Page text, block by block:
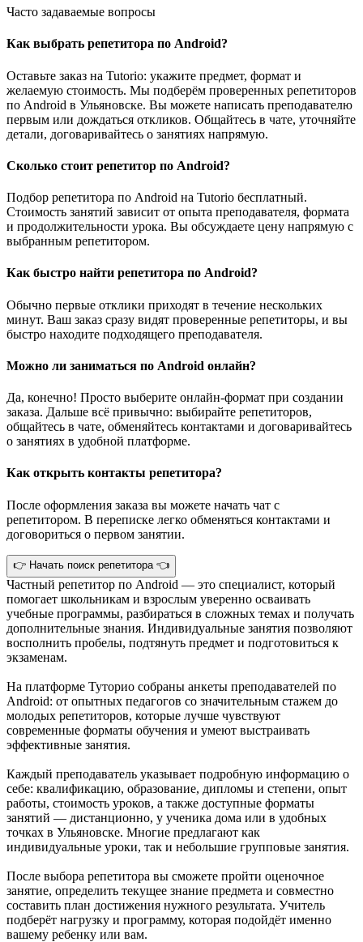
Часто задаваемые вопросы
Как выбрать репетитора по Android?
Оставьте заказ на Tutorio: укажите предмет, формат и
желаемую стоимость. Мы подберём проверенных репетиторов
по Android в Ульяновске. Вы можете написать преподавателю
первым или дождаться откликов. Общайтесь в чате, уточняйте
детали, договаривайтесь о занятиях напрямую.
Сколько стоит репетитор по Android?
Подбор репетитора по Android на Tutorio бесплатный.
Стоимость занятий зависит от опыта преподавателя, формата
и продолжительности урока. Вы обсуждаете цену напрямую с
выбранным репетитором.
Как быстро найти репетитора по Android?
Обычно первые отклики приходят в течение нескольких
минут. Ваш заказ сразу видят проверенные репетиторы, и вы
быстро находите подходящего преподавателя.
Можно ли заниматься по Android онлайн?
Да, конечно! Просто выберите онлайн-формат при создании
заказа. Дальше всё привычно: выбирайте репетиторов,
общайтесь в чате, обменяйтесь контактами и договаривайтесь
о занятиях в удобной платформе.
Как открыть контакты репетитора?
После оформления заказа вы можете начать чат с
репетитором. В переписке легко обменяться контактами и
договориться о первом занятии.
👉 Начать поиск репетитора 👈
Частный репетитор по Android — это специалист, который
помогает школьникам и взрослым уверенно осваивать
учебные программы, разбираться в сложных темах и получать
дополнительные знания. Индивидуальные занятия позволяют
восполнить пробелы, подтянуть предмет и подготовиться к
экзаменам.
На платформе Туторио собраны анкеты преподавателей по
Android: от опытных педагогов со значительным стажем до
молодых репетиторов, которые лучше чувствуют
современные форматы обучения и умеют выстраивать
эффективные занятия.
Каждый преподаватель указывает подробную информацию о
себе: квалификацию, образование, дипломы и степени, опыт
работы, стоимость уроков, а также доступные форматы
занятий — дистанционно, у ученика дома или в удобных
точках в Ульяновске. Многие предлагают как
индивидуальные уроки, так и небольшие групповые занятия.
После выбора репетитора вы сможете пройти оценочное
занятие, определить текущее знание предмета и совместно
составить план достижения нужного результата. Учитель
подберёт нагрузку и программу, которая подойдёт именно
вашему ребенку или вам.